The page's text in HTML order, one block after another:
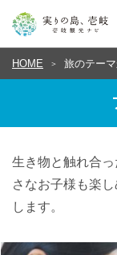
HOME 旅のテー
生き物と触れ合
さなお子様も楽
します。